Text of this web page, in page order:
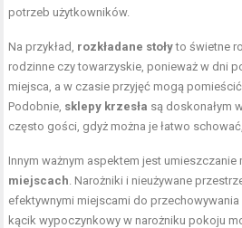
potrzeb użytkowników.
Na przykład, rozkładane stołyto świetne
rodzinne czy towarzyskie, ponieważ w dni
miejsca, a w czasie przyjęć mogą
Podobnie, sklepy krzesła są doskonałym
często gości, gdyż można je łatwo
Innym ważnym aspektem jest umieszczanie
miejscach . Narożniki i nieużywane
efektywnymi miejscami do przechowywania
kącik wypoczynkowy w narożniku pokoju